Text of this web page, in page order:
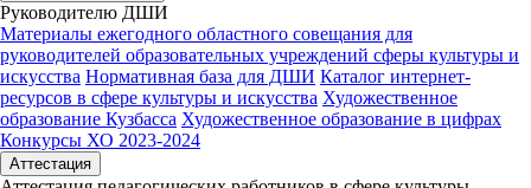
Руководителю ДШИ
Материалы ежегодного областного совещания для
руководителей образовательных учреждений сферы культуры и
искусства Нормативная база для ДШИ Каталог интернет-
ресурсов в сфере культуры и искусства Художественное
образование Кузбасса Художественное образование в цифрах
Конкурсы ХО 2023-2024
Аттестация